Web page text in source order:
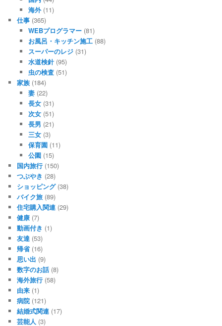
海外(11)
仕事 (365)
WEBプログラマー(81)
お風呂・キッチン施工(88)
スーパーのレジ(31)
水道検針(95)
虫の検査(51)
家族 (184)
妻(22)
長女(31)
次女(51)
長男 (21)
三女(3)
保育園(11)
公園(15)
国内旅行 (150)
つぶやき (28)
ショッピング(38)
バイク旅 (89)
住宅購入関連 (29)
健康 (7)
動画付き (1)
友達 (53)
帰省(16)
思い出 (9)
数字のお話 (8)
海外旅行 (58)
由来 (1)
病院 (121)
結婚式関連 (17)
芸能人 (3)